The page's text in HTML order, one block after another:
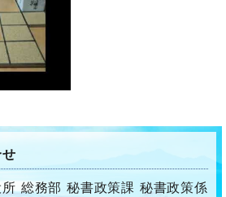
総務部 秘書政策課 秘書政策係